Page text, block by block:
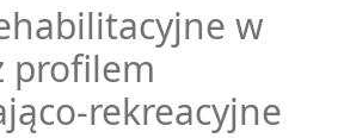
w
profilem
rekreacyjne